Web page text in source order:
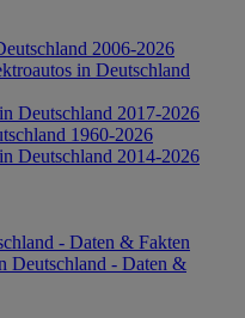
2006-2026
in Deutschland
Deutschland 2017-2026
1960-2026
Deutschland 2014-2026
- Daten & Fakten
Deutschland - Daten &